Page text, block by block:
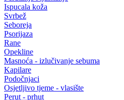
Ispucala koža
Svrbež
Seboreja
Psorijaza
Rane
Opekline
Masnoća - izlučivanje sebuma
Kapilare
Podočnjaci
Osjetljivo tjeme - vlasište
Perut - prhut